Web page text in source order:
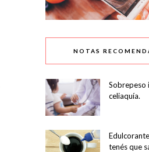
NOTAS
Sobrepeso
celiaquía.
tenés que